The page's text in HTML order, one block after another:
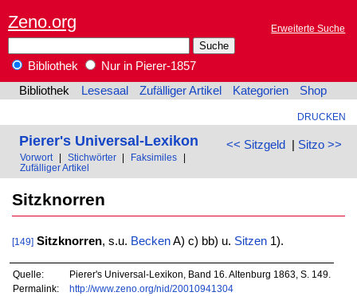
Zeno.org Erweiterte Suche
Bibliothek
Nur in Pierer-1857
Bibliothek
Lesesaal Zufälliger Artikel Kategorien Shop
DRUCKEN
<< Sitzgeld| Sitzo >>
Pierer's Universal-Lexikon
Vorwort Stichwörter Faksimiles
Zufälliger Artikel
Sitzknorren
[149] Sitzknorren, s.u. BeckenA) c) bb) u. Sitzen1).
Quelle:
Pierer's Universal-Lexikon, Band 16. Altenburg 1863, S. 149.
Permalink:
http://www.zeno.org/nid/20010941304